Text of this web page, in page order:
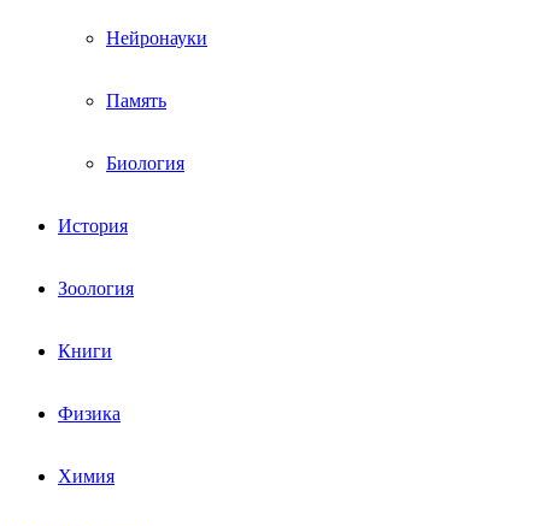
Нейронауки
Память
Биология
История
Зоология
Книги
Физика
Химия